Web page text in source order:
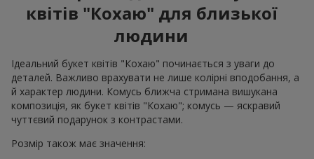
квітів "Кохаю" для близької
людини
Ідеальний букет квітів "Кохаю" починається з уваги до
деталей. Важливо врахувати не лише колірні вподобання, а
й характер людини. Комусь ближча стримана вишукана
композиція, як букет квітів "Кохаю"; комусь — яскравий
чуттєвий подарунок з контрастами.
Розмір також має значення: